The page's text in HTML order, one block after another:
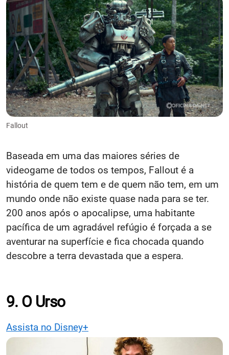
Fallout
Baseada em uma das maiores séries de
videogame de todos os tempos, Fallout é a
história de quem tem e de quem não tem, em um
mundo onde não existe quase nada para se ter.
200 anos após o apocalipse, uma habitante
pacífica de um agradável refúgio é forçada a se
aventurar na superfície e fica chocada quando
descobre a terra devastada que a espera.
9. O Urso
Assista no Disney+